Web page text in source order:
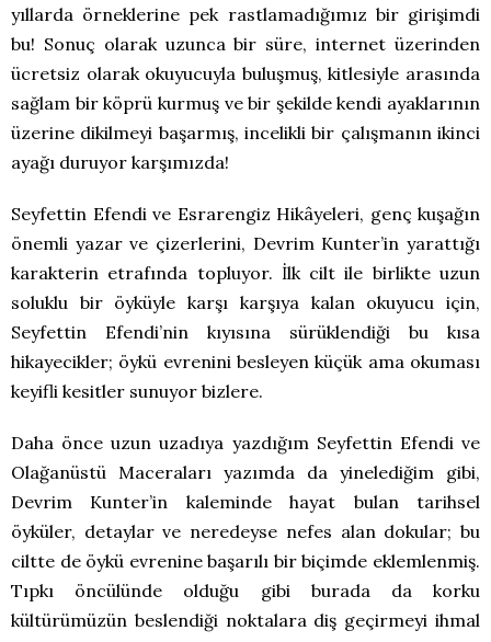
yıllarda örneklerine pek rastlamadığımız bir girişimdi
bu! Sonuç olarak uzunca bir süre, internet üzerinden
ücretsiz olarak okuyucuyla buluşmuş, kitlesiyle arasında
sağlam bir köprü kurmuş ve bir şekilde kendi ayaklarının
üzerine dikilmeyi başarmış, incelikli bir çalışmanın ikinci
ayağı duruyor karşımızda!
Seyfettin Efendi ve Esrarengiz Hikâyeleri, genç kuşağın
önemli yazar ve çizerlerini, Devrim Kunter’in yarattığı
karakterin etrafında topluyor. İlk cilt ile birlikte uzun
soluklu bir öyküyle karşı karşıya kalan okuyucu için,
Seyfettin Efendi’nin kıyısına sürüklendiği bu kısa
hikayecikler; öykü evrenini besleyen küçük ama okuması
keyifli kesitler sunuyor bizlere.
Daha önce uzun uzadıya yazdığım Seyfettin Efendi ve
Olağanüstü Maceraları yazımda da yinelediğim gibi,
Devrim Kunter’in kaleminde hayat bulan tarihsel
öyküler, detaylar ve neredeyse nefes alan dokular; bu
ciltte de öykü evrenine başarılı bir biçimde eklemlenmiş.
Tıpkı öncülünde olduğu gibi burada da korku
kültürümüzün beslendiği noktalara diş geçirmeyi ihmal